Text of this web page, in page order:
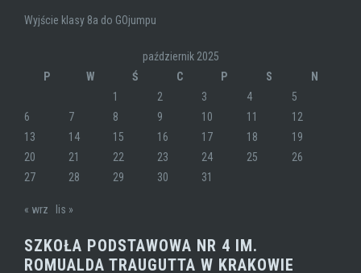
Wyjście klasy 8a do GOjumpu
październik 2025
P
W Ś C P S
N
1
2 3 4
5
6
7 8 9 10 11
12
13
14 15 16 17 18
19
20
21 22 23 24 25
26
27
28 29 30 31
« wrz lis »
SZKOŁA PODSTAWOWA NR 4 IM.
ROMUALDA TRAUGUTTA W KRAKOWIE